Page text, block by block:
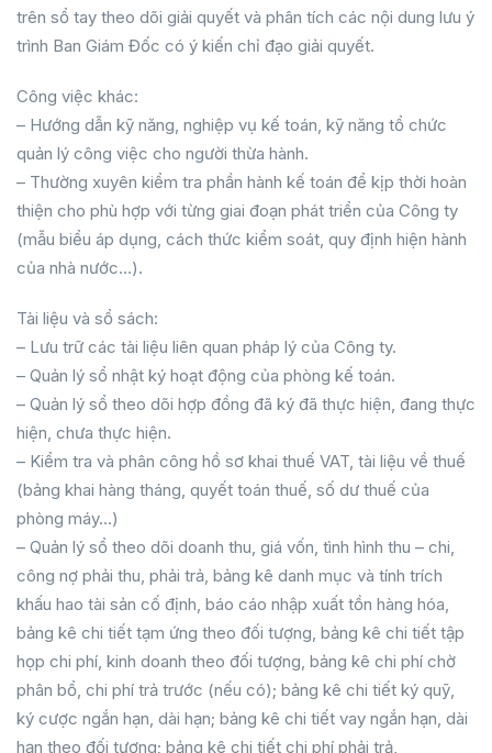
trên sổ tay theo dõi giải quyết và phân tích các nội dung lưu ý
trình Ban Giám Đốc có ý kiến chỉ đạo giải quyết.
Công việc khác:
– Hướng dẫn kỹ năng, nghiệp vụ kế toán, kỹ năng tổ chức
quản lý công việc cho người thừa hành.
– Thường xuyên kiểm tra phần hành kế toán để kịp thời hoàn
thiện cho phù hợp với từng giai đoạn phát triển của Công ty
(mẫu biểu áp dụng, cách thức kiểm soát, quy định hiện hành
của nhà nước…).
Tài liệu và sổ sách:
– Lưu trữ các tài liệu liên quan pháp lý của Công ty.
– Quản lý sổ nhật ký hoạt động của phòng kế toán.
– Quản lý sổ theo dõi hợp đồng đã ký đã thực hiện, đang thực
hiện, chưa thực hiện.
– Kiểm tra và phân công hồ sơ khai thuế VAT, tài liệu về thuế
(bảng khai hàng tháng, quyết toán thuế, số dư thuế của
phòng máy…)
– Quản lý sổ theo dõi doanh thu, giá vốn, tình hình thu – chi,
công nợ phải thu, phải trả, bảng kê danh mục và tính trích
khấu hao tài sản cố định, báo cáo nhập xuất tồn hàng hóa,
bảng kê chi tiết tạm ứng theo đối tượng, bảng kê chi tiết tập
họp chi phí, kinh doanh theo đối tượng, bảng kê chi phí chờ
phân bổ, chi phí trả trước (nếu có); bảng kê chi tiết ký quỹ,
ký cược ngắn hạn, dài hạn; bảng kê chi tiết vay ngắn hạn, dài
hạn theo đối tượng; bảng kê chi tiết chi phí phải trả,